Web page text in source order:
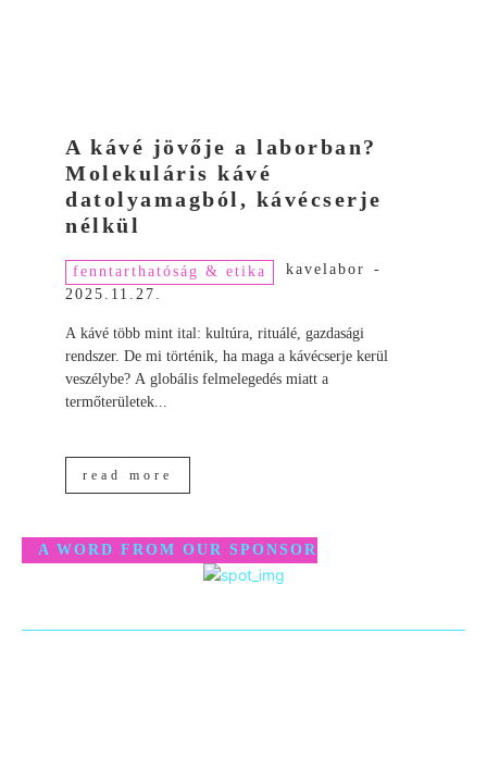
A kávé jövője a laborban?
Molekuláris kávé
datolyamagból, kávécserje
nélkül
fenntarthatóság & etika kavelabor
-
2025.11.27.
A kávé több mint ital: kultúra, rituálé, gazdasági
rendszer. De mi történik, ha maga a kávécserje kerül
veszélybe? A globális felmelegedés miatt a
termőterületek...
read more
A WORD FROM OUR SPONSOR